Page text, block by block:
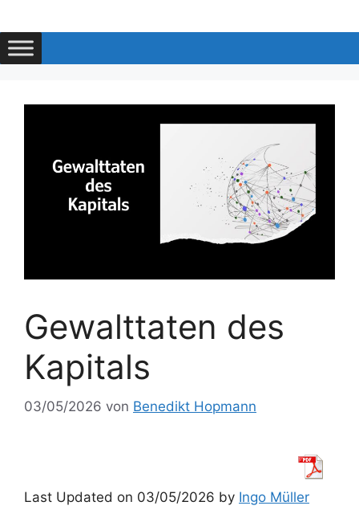
Inhalt
springen
Gewalttaten des
Kapitals
03/05/2026 von Benedikt Hopmann
Last Updated on 03/05/2026 by Ingo Müller